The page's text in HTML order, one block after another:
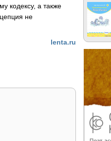
кодексу, а также
не
lenta.ru